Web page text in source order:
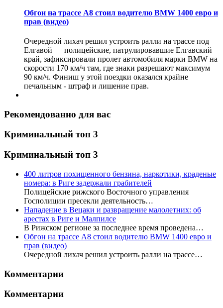
Обгон на трассе А8 стоил водителю BMW 1400 евро и
прав (видео)
Очередной лихач решил устроить ралли на трассе под
Елгавой — полицейские, патрулировавшие Елгавский
край, зафиксировали пролет автомобиля марки BMW на
скорости 170 км/ч там, где знаки разрешают максимум
90 км/ч. Финиш у этой поездки оказался крайне
печальным - штраф и лишение прав.
Рекомендованно для вас
Криминальный топ 3
Криминальный топ 3
400 литров похищенного бензина, наркотики, краденые
номера: в Риге задержали грабителей
Полицейские рижского Восточного управления
Госполиции пресекли деятельность…
Нападение в Вецаки и развращение малолетних: об
арестах в Риге и Малпилсе
В Рижском регионе за последнее время проведена…
Обгон на трассе А8 стоил водителю BMW 1400 евро и
прав (видео)
Очередной лихач решил устроить ралли на трассе…
Комментарии
Комментарии